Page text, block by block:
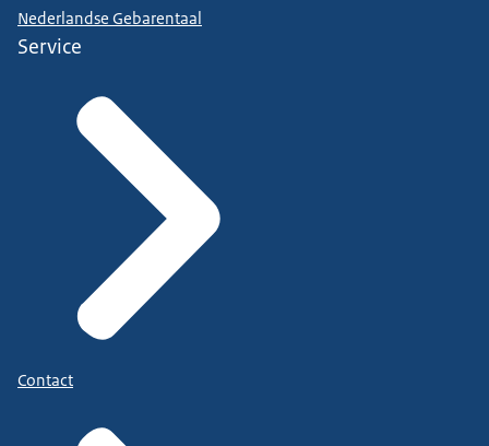
Nederlandse Gebarentaal
Service
Contact